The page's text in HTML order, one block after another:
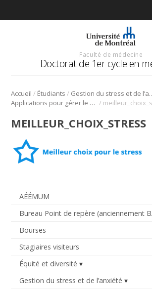
Faculté de médecine
Doctorat de 1er cycle en
Accueil / Étudiants / Gestion
Applications pour gérer le stress et l’anxiété /
AÉÉMUM
Bureau Point de repère (anciennement
Bourses
Stagiaires visiteurs
Équité et diversité
Gestion du stress et de l’anxiété
MEILLEUR_CHOIX_STRESS